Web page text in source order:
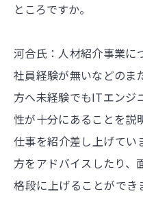
ところですか。
河合氏：人材紹介事業に
社員経験が無いなどのま
方へ未経験でもITエンジ
性が十分にあることを説
仕事を紹介差し上げてい
方をアドバイスしたり、
格段に上げることができ